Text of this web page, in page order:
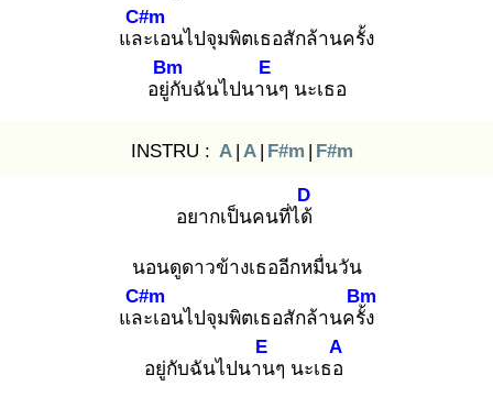
และ
C#m
เอนไปจุมพิตเธอสักล้านครั้ง
อยู่กั
Bm
บฉันไปนาน
E
ๆ นะเธอ
INSTRU : A | A | F#m | F#m
อยากเป็นคนที่ได้
D
นอนดูดาวข้างเธออีกหมื่นวัน
และ
C#m
เอนไปจุมพิตเธอสักล้านครั้ง
Bm
อยู่กับฉันไปนาน
E
ๆ นะเธอ
A